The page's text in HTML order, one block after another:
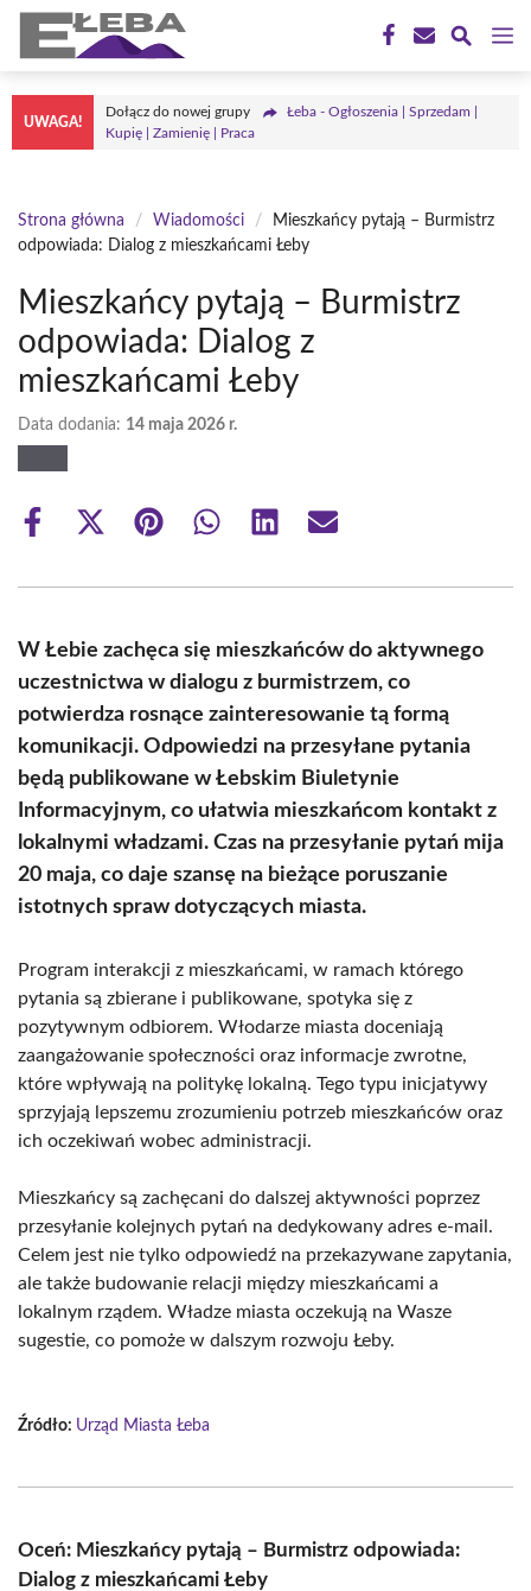
Przejdź
treści
UWAGA!
Dołącz do nowej grupy
Łeba - Ogłoszenia | Sprzedam |
Kupię | Zamienię | Praca
Strona główna / Wiadomości /
Mieszkańcy pytają – Burmistrz
odpowiada: Dialog z mieszkańcami Łeby
Mieszkańcy pytają – Burmistrz
odpowiada: Dialog z
mieszkańcami Łeby
Data dodania: 14 maja 2026 r.
Share
Share
(Twitter)
Share Share Share Share
W Łebie zachęca się mieszkańców do aktywnego
uczestnictwa w dialogu z burmistrzem, co
potwierdza rosnące zainteresowanie tą formą
komunikacji. Odpowiedzi na przesyłane pytania
będą publikowane w Łebskim Biuletynie
Informacyjnym, co ułatwia mieszkańcom kontakt z
lokalnymi władzami. Czas na przesyłanie pytań mija
20 maja, co daje szansę na bieżące poruszanie
istotnych spraw dotyczących miasta.
Program interakcji z mieszkańcami, w ramach którego
pytania są zbierane i publikowane, spotyka się z
pozytywnym odbiorem. Włodarze miasta doceniają
zaangażowanie społeczności oraz informacje zwrotne,
które wpływają na politykę lokalną. Tego typu inicjatywy
sprzyjają lepszemu zrozumieniu potrzeb mieszkańców oraz
ich oczekiwań wobec administracji.
Mieszkańcy są zachęcani do dalszej aktywności poprzez
przesyłanie kolejnych pytań na dedykowany adres e-mail.
Celem jest nie tylko odpowiedź na przekazywane zapytania,
ale także budowanie relacji między mieszkańcami a
lokalnym rządem. Władze miasta oczekują na Wasze
sugestie, co pomoże w dalszym rozwoju Łeby.
Źródło: Urząd Miasta Łeba
Oceń: Mieszkańcy pytają – Burmistrz odpowiada:
Dialog z mieszkańcami Łeby